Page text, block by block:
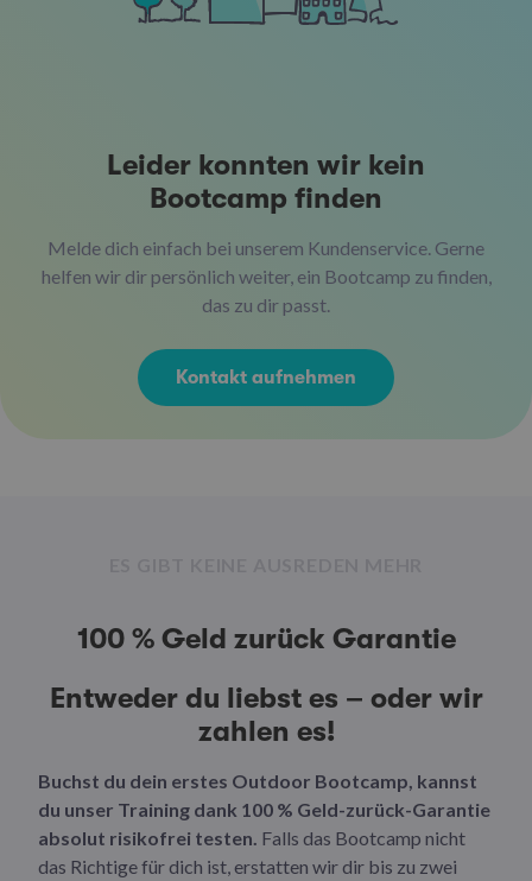
Leider konnten wir kein
Bootcamp finden
Melde dich einfach bei unserem Kundenservice. Gerne
helfen wir dir persönlich weiter, ein Bootcamp zu finden,
das zu dir passt.
Kontakt aufnehmen
100 % Geld zurück Garantie
Entweder du liebst es – oder wir
zahlen es!
Buchst du dein erstes Outdoor Bootcamp, kannst
du unser Training dank 100 % Geld-zurück-Garantie
absolut risikofrei testen. Falls das Bootcamp nicht
das Richtige für dich ist, erstatten wir dir bis zu zwei